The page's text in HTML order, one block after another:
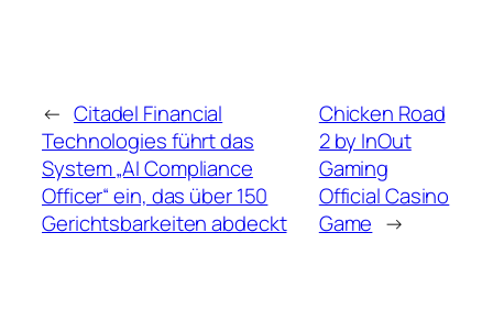
← Citadel Financial
Technologies führt das
System „AI Compliance
Officer“ ein, das über 150
Gerichtsbarkeiten abdeckt
Chicken Road
2 by InOut
Gaming
Official Casino
Game →